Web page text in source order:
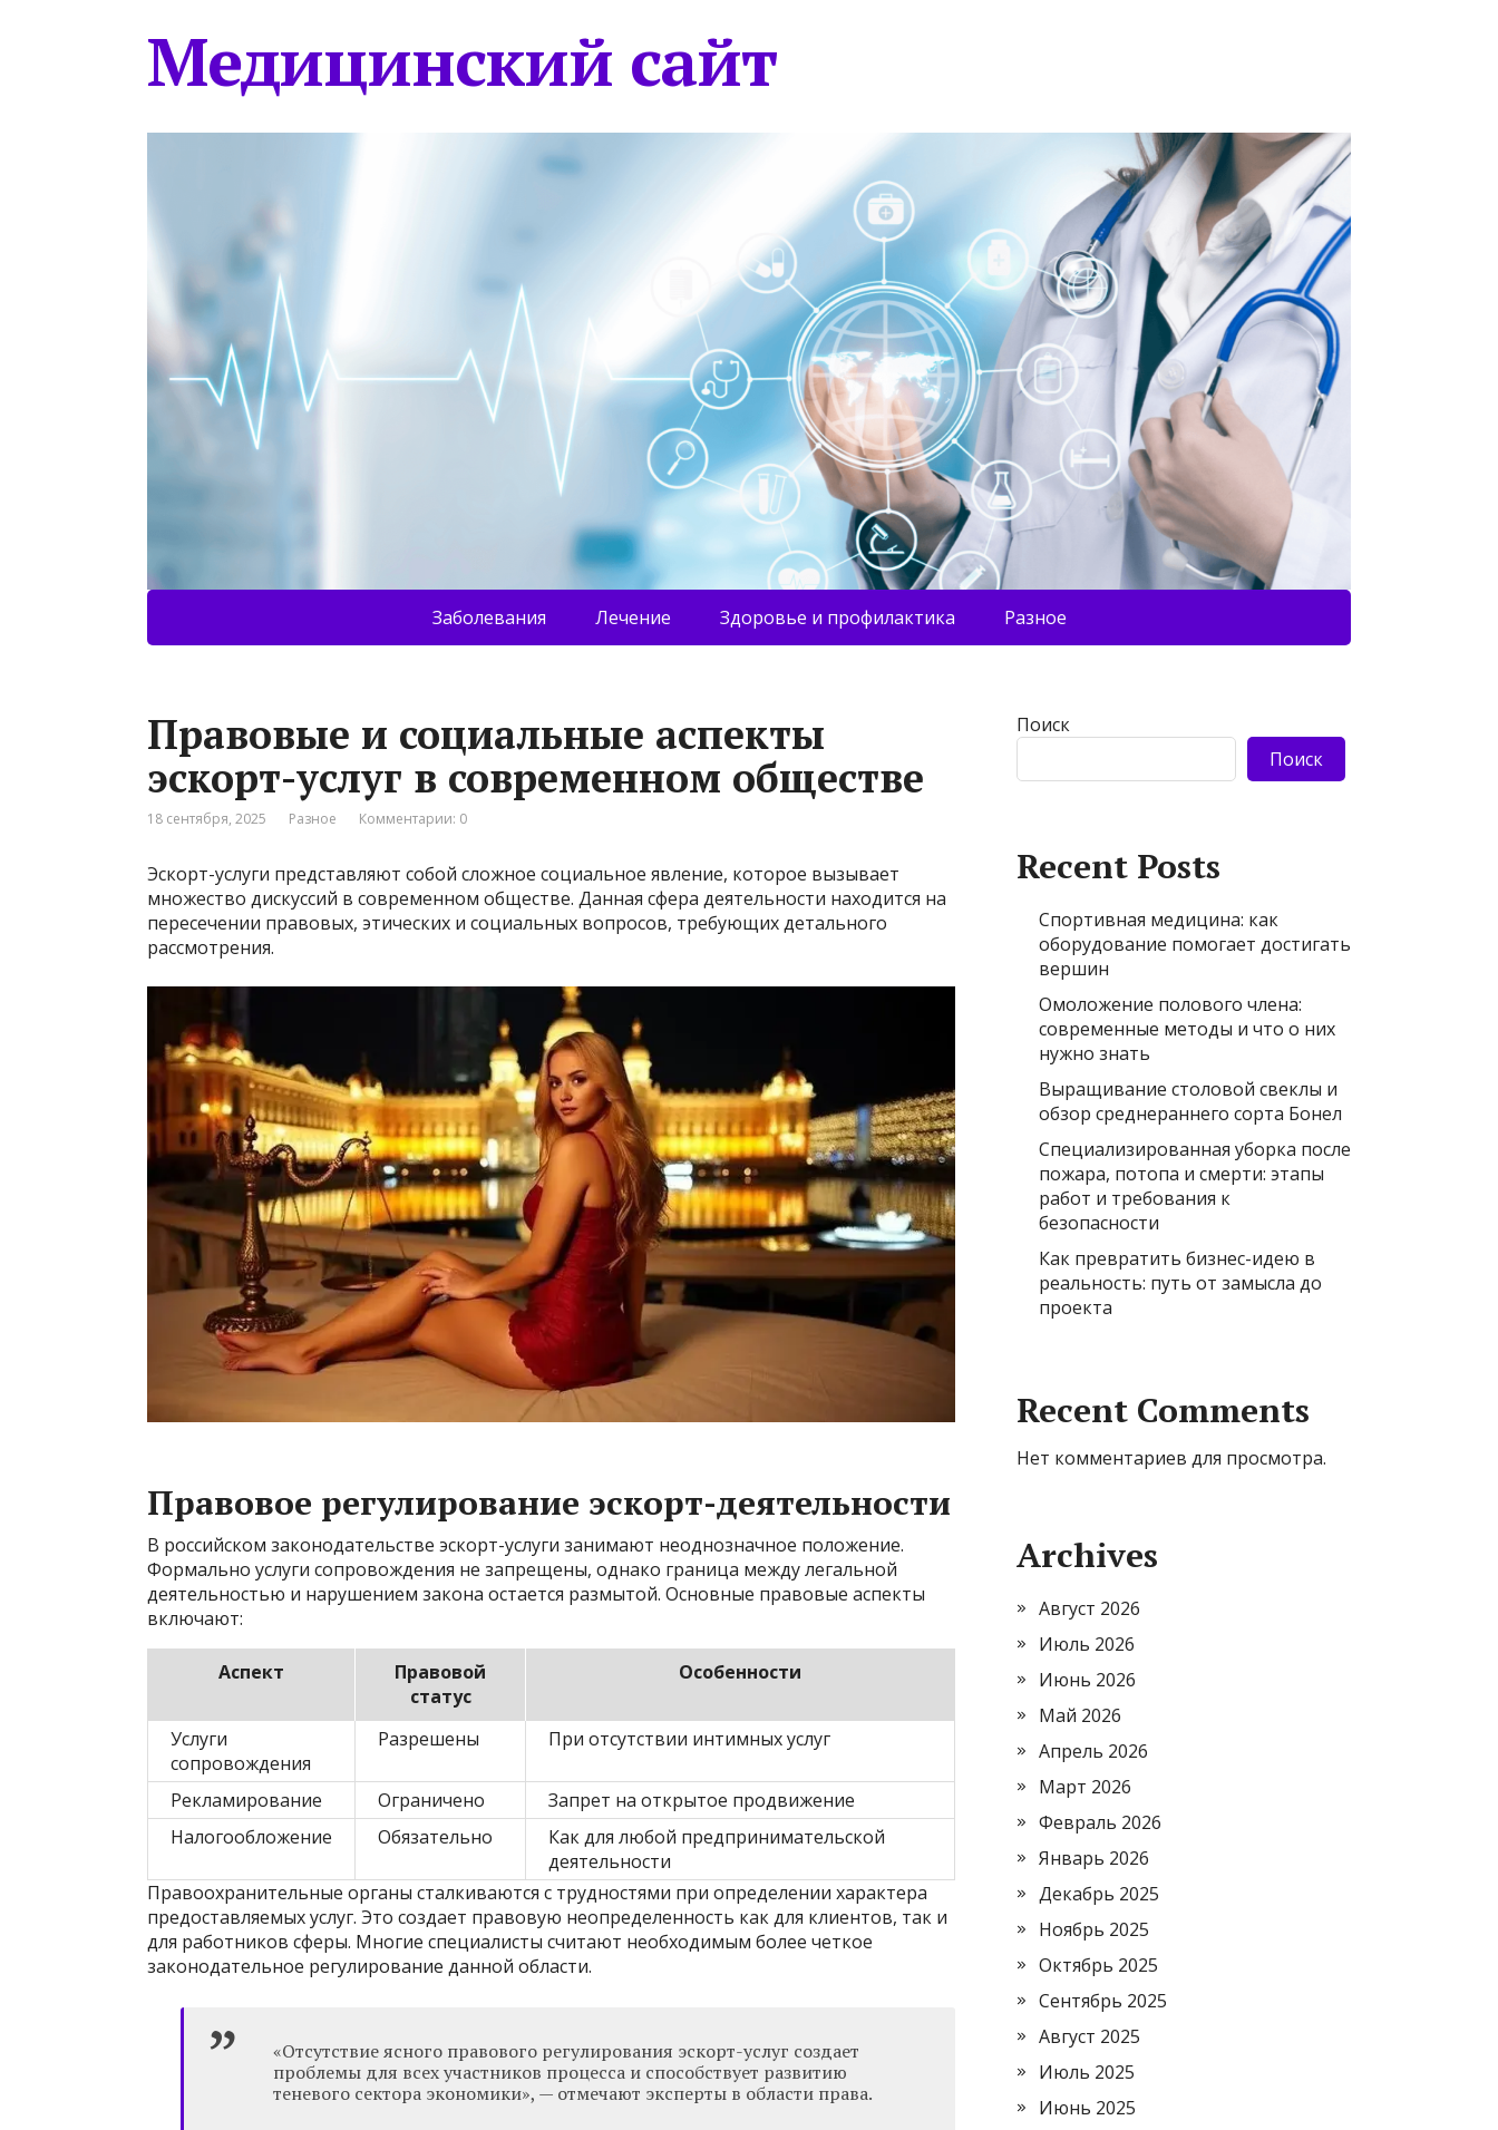
Медицинский сайт
Заболевания Лечение Здоровье и профилактика Разное
Правовые и социальные аспекты
эскорт-услуг в современном обществе
18 сентября, 2025 Разное Комментарии: 0
Эскорт-услуги представляют собой сложное социальное явление, которое вызывает
множество дискуссий в современном обществе. Данная сфера деятельности находится на
пересечении правовых, этических и социальных вопросов, требующих детального
рассмотрения.
Правовое регулирование эскорт-деятельности
В российском законодательстве эскорт-услуги занимают неоднозначное положение.
Формально услуги сопровождения не запрещены, однако граница между легальной
деятельностью и нарушением закона остается размытой. Основные правовые аспекты
включают:
Аспект
Правовой
статус
Особенности
Услуги
сопровождения
Разрешены При отсутствии интимных услуг
Рекламирование Ограничено
Запрет на открытое продвижение
Налогообложение
Обязательно
Как для любой предпринимательской
деятельности
Правоохранительные органы сталкиваются с трудностями при определении характера
предоставляемых услуг. Это создает правовую неопределенность как для клиентов, так и
для работников сферы. Многие специалисты считают необходимым более четкое
законодательное регулирование данной области.
«Отсутствие ясного правового регулирования эскорт-услуг создает
проблемы для всех участников процесса и способствует развитию
теневого сектора экономики», — отмечают эксперты в области права.
Поиск
Поиск
Recent Posts
Спортивная медицина: как
оборудование помогает достигать
вершин
Омоложение полового члена:
современные методы и что о них
нужно знать
Выращивание столовой свеклы и
обзор среднераннего сорта Бонел
Специализированная уборка после
пожара, потопа и смерти: этапы
работ и требования к
безопасности
Как превратить бизнес-идею в
реальность: путь от замысла до
проекта
Recent Comments
Нет комментариев для просмотра.
Archives
Август 2026
Июль 2026
Июнь 2026
Май 2026
Апрель 2026
Март 2026
Февраль 2026
Январь 2026
Декабрь 2025
Ноябрь 2025
Октябрь 2025
Сентябрь 2025
Август 2025
Июль 2025
Июнь 2025